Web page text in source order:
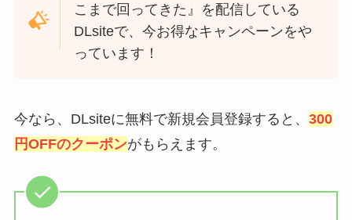
こまで回ってきた』を配信している
DLsiteで、今お得なキャンペーンをや
っています！
今なら、DLsiteに無料で新規会員登録すると、 300
円OFFのクーポンがもらえます。